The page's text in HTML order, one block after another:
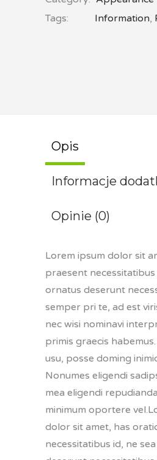
Tags:
Information,
Opis
Informacje
Opinie (0)
Lorem ipsum dolor sit
praesent necessitatibus
ornatus deserunt
semper pri te, ad est
nec wisi nominavi
primis graecis
usu, posse doming
Nonumes eligendi
mea eligendi
minimum oportere
dolor sit amet, has
necessitatibus id, ne